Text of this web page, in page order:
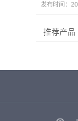
发布时间：
推荐产品